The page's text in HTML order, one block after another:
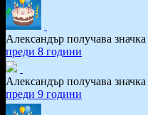
Александър получава значка
преди 8 години
Александър получава значка
преди 9 години